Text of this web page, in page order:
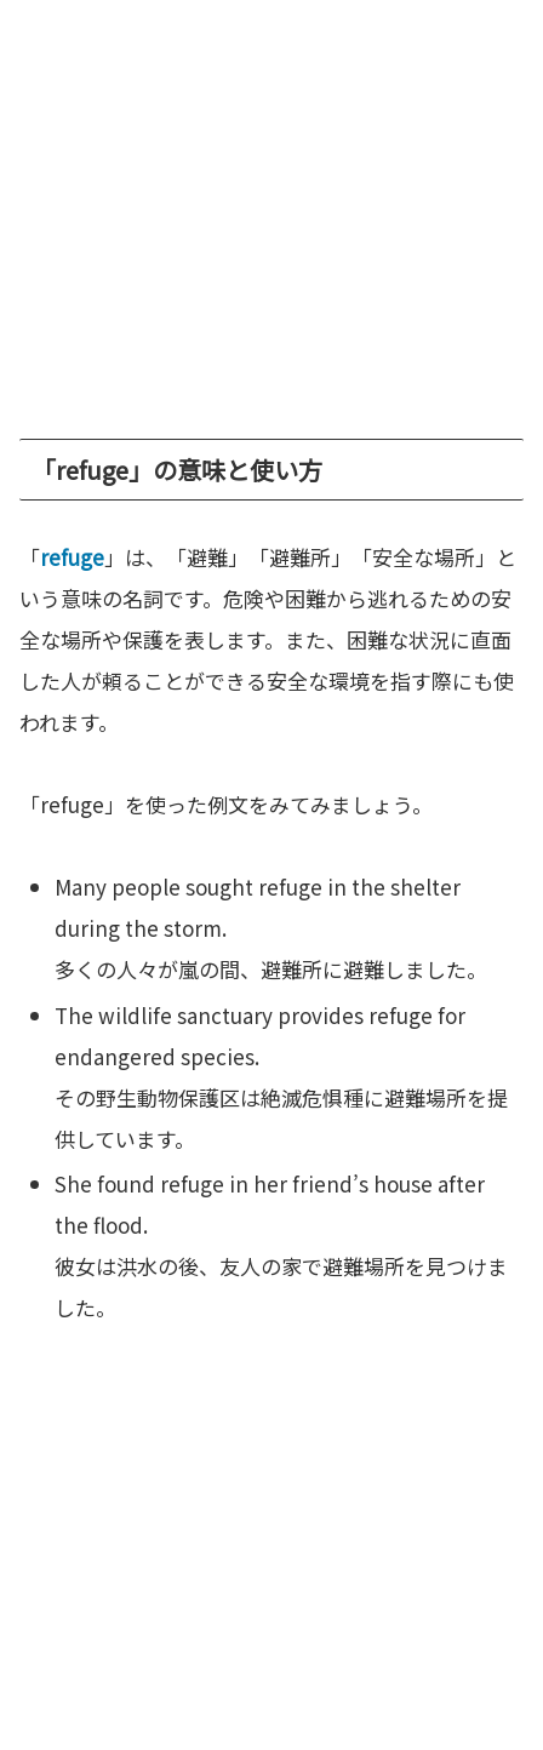
「refuge」の意味と使い方
「refuge」は、「避難」「避難所」「安全な場所」と
いう意味の名詞です。危険や困難から逃れるための安
全な場所や保護を表します。また、困難な状況に直面
した人が頼ることができる安全な環境を指す際にも使
われます。
「refuge」を使った例文をみてみましょう。
Many people sought refuge in the shelter
during the storm.
多くの人々が嵐の間、避難所に避難しました。
The wildlife sanctuary provides refuge for
endangered species.
その野生動物保護区は絶滅危惧種に避難場所を提
供しています。
She found refuge in her friend’s house after
the flood.
彼女は洪水の後、友人の家で避難場所を見つけま
した。